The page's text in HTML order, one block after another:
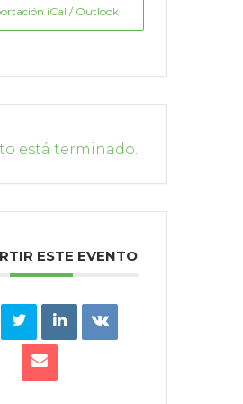
iCal / Outlook
está terminado.
ESTE EVENTO